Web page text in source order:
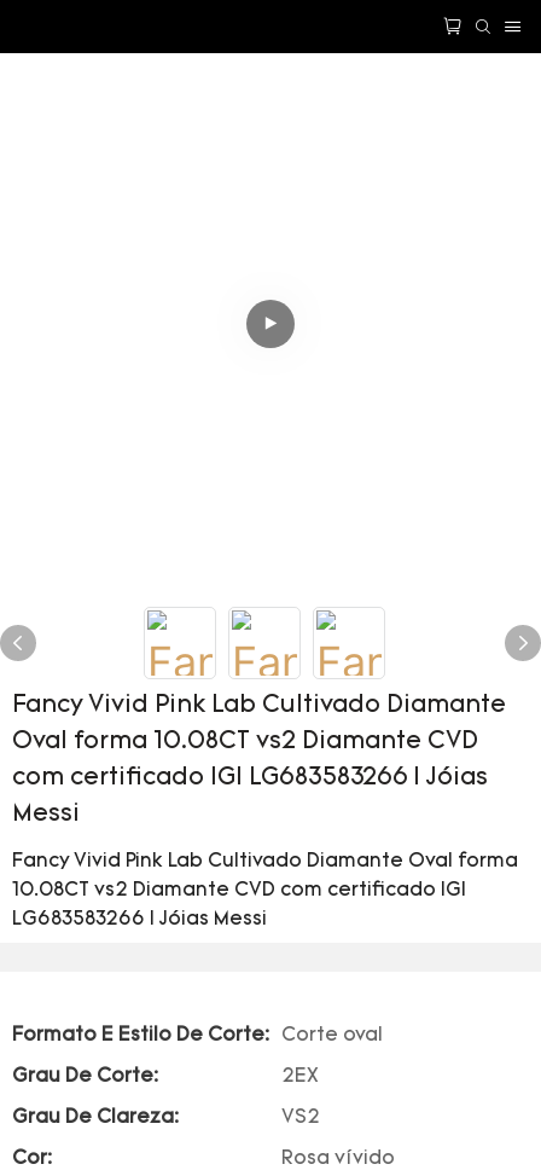
Fancy Vivid Pink Lab Cultivado Diamante
Oval forma 10.08CT vs2 Diamante CVD
com certificado IGI LG683583266 | Jóias
Messi
Fancy Vivid Pink Lab Cultivado Diamante Oval forma
10.08CT vs2 Diamante CVD com certificado IGI
LG683583266 | Jóias Messi
Formato E Estilo De Corte: Corte oval
Grau De Corte: 2EX
Grau De Clareza: VS2
Cor: Rosa vívido